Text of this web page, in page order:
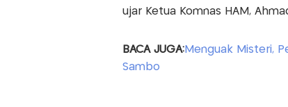
ujar Ketua Komnas HAM,
BACA JUGA:Menguak Misteri,
Sambo